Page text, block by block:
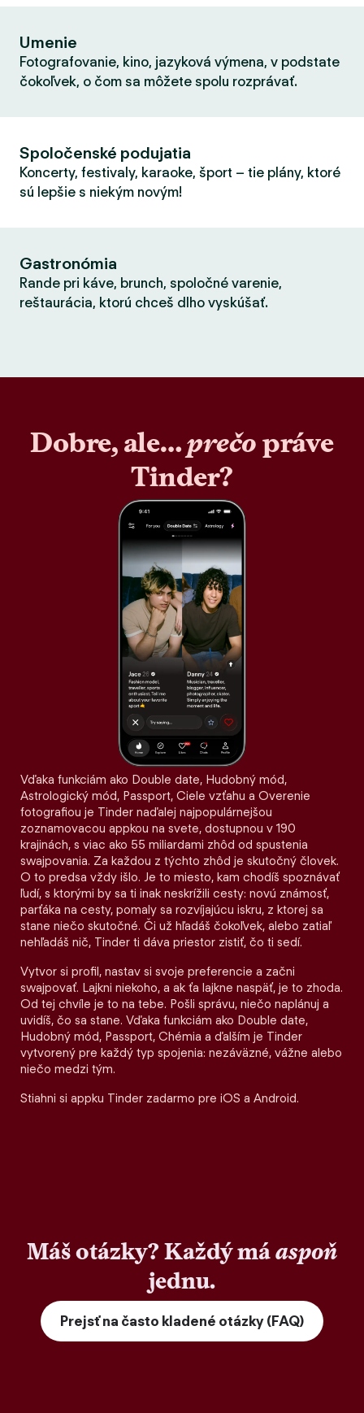
Umenie
Fotografovanie, kino, jazyková výmena, v podstate
čokoľvek, o čom sa môžete spolu rozprávať.
Spoločenské podujatia
Koncerty, festivaly, karaoke, šport – tie plány, ktoré
sú lepšie s niekým novým!
Gastronómia
Rande pri káve, brunch, spoločné varenie,
reštaurácia, ktorú chceš dlho vyskúšať.
Dobre, ale…prečopráve
Tinder?
Vďaka funkciám ako Double date, Hudobný mód,
Astrologický mód, Passport, Ciele vzťahu a Overenie
fotografiou je Tinder naďalej najpopulárnejšou
zoznamovacou appkou na svete, dostupnou v 190
krajinách, s viac ako 55 miliardami zhôd od spustenia
swajpovania. Za každou z týchto zhôd je skutočný človek.
O to predsa vždy išlo. Je to miesto, kam chodíš spoznávať
ľudí, s ktorými by sa ti inak neskrížili cesty: novú známosť,
parťáka na cesty, pomaly sa rozvíjajúcu iskru, z ktorej sa
stane niečo skutočné. Či už hľadáš čokoľvek, alebo zatiaľ
nehľadáš nič, Tinder ti dáva priestor zistiť, čo ti sedí.
Vytvor si profil, nastav si svoje preferencie a začni
swajpovať. Lajkni niekoho, a ak ťa lajkne naspäť, je to zhoda.
Od tej chvíle je to na tebe. Pošli správu, niečo naplánuj a
uvidíš, čo sa stane. Vďaka funkciám ako Double date,
Hudobný mód, Passport, Chémia a ďalším je Tinder
vytvorený pre každý typ spojenia: nezáväzné, vážne alebo
niečo medzi tým.
Stiahni si appku Tinder zadarmo pre iOS a Android.
Máš otázky? Každý máaspoň
jednu.
Prejsť na často kladené otázky (FAQ)